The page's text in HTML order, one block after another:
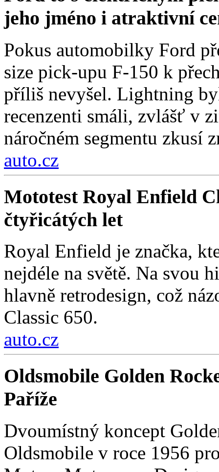
jeho jméno i atraktivní
Pokus automobilky Ford
size pick-upu F-150 k
příliš nevyšel. Lightning
recenzenti smáli, zvlášť v
náročném segmentu zkusí
auto.cz
Mototest Royal Enfield
čtyřicátých let
Royal Enfield je značka,
nejdéle na světě. Na svou
hlavně retrodesign, což
Classic 650.
auto.cz
Oldsmobile Golden
Paříže
Dvoumístný koncept
Oldsmobile v roce 1956